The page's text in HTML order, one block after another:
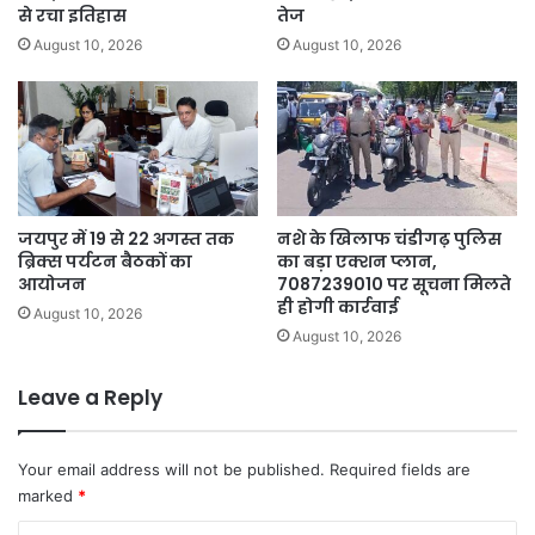
से रचा इतिहास
August 10, 2026
तेज
August 10, 2026
जयपुर में 19 से 22 अगस्त तक
ब्रिक्स पर्यटन बैठकों का
आयोजन
August 10, 2026
नशे के खिलाफ चंडीगढ़ पुलिस
का बड़ा एक्शन प्लान,
7087239010 पर सूचना मिलते
ही होगी कार्रवाई
August 10, 2026
Leave a Reply
Your email address will not be published. Required fields are
marked *